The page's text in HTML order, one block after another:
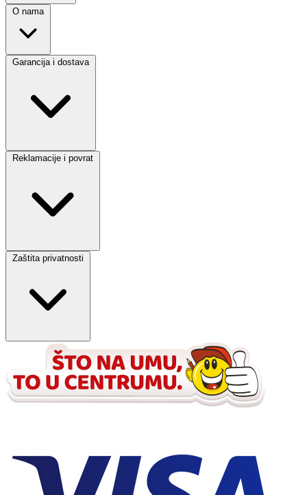
O nama
Garancija i dostava
Reklamacije i povrat
Zaštita privatnosti